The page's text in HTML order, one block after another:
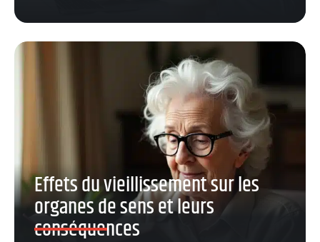
Effets du vieillissement sur les
organes de sens et leurs
conséquences